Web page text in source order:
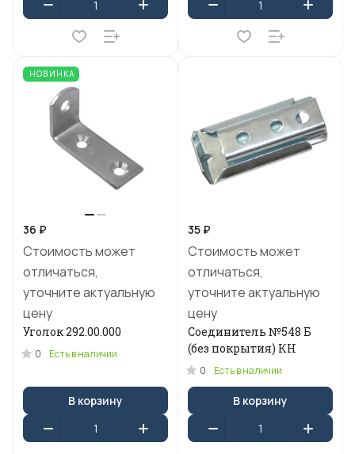
НОВИНКА
36 ₽
Стоимость может
отличаться,
уточните актуальную
цену
Уголок 292.00.000
0 Есть в наличии
В корзину
35 ₽
Стоимость может
отличаться,
уточните актуальную
цену
Соединитель №548 Б
(без покрытия) КН
0 Есть в наличии
В корзину